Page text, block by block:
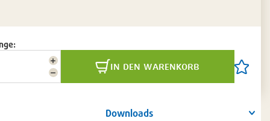
Menge
reduzieren
Menge
erhöhen
in den warenkorb
Artikel
Downloads